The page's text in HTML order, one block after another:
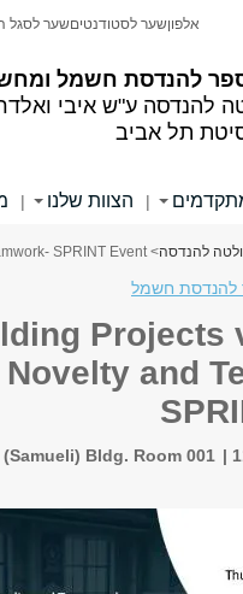
להנדסת חשמל
להנדסה ע"ש איבי
תל אביב
אלפוןשער לסטודנטיםשער לסגל
| הצוות שלנו |
להנדסה> Skill-building Projects via Rapid Integration, Novelty and Teamwork- SPRINT Event
להנדסת חשמל
Projects
and
Bldg. Room 001